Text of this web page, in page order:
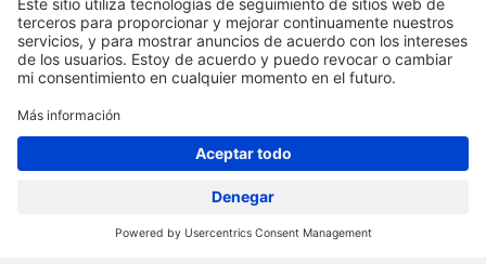
©2026Automoción óptima
Política de confidencialidad
Términos y condiciones
Aviso legal
Suprimir Optimum Connect